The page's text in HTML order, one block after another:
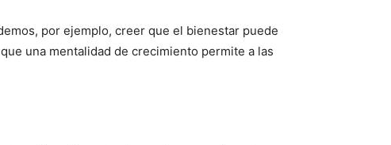
por ejemplo, creer que el bienestar puede
una mentalidad de crecimiento permite a las